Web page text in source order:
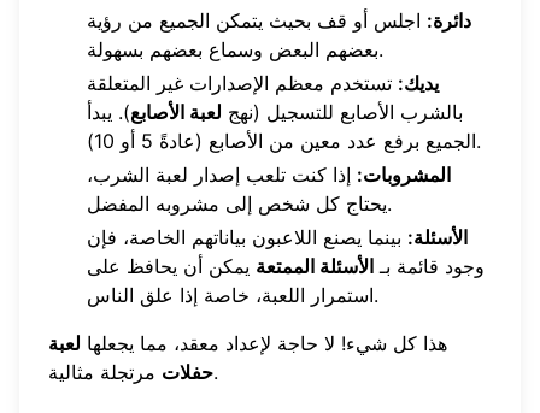
دائرة: اجلس أو قف بحيث يتمكن الجميع من رؤية
بعضهم البعض وسماع بعضهم بسهولة.
يديك: تستخدم معظم الإصدارات غير المتعلقة
بالشرب الأصابع للتسجيل (نهج لعبة الأصابع). يبدأ
الجميع برفع عدد معين من الأصابع (عادةً 5 أو 10).
المشروبات: إذا كنت تلعب إصدار لعبة الشرب،
يحتاج كل شخص إلى مشروبه المفضل.
الأسئلة: بينما يصنع اللاعبون بياناتهم الخاصة، فإن
وجود قائمة بـ الأسئلة الممتعة يمكن أن يحافظ على
استمرار اللعبة، خاصة إذا علق الناس.
هذا كل شيء! لا حاجة لإعداد معقد، مما يجعلها لعبة
حفلاتمرتجلة مثالية.